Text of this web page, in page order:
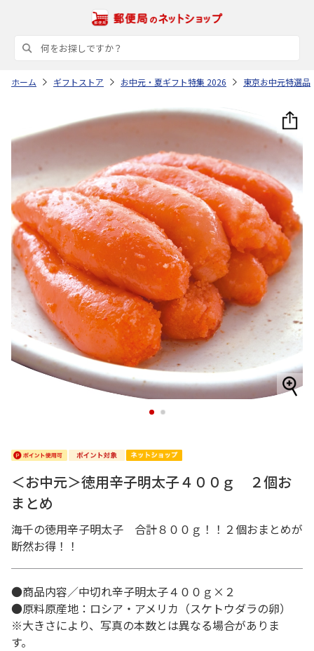
ホーム ギフトストア お中元・夏ギフト特集 2026 東京お中元特選品
1 2
＜お中元＞徳用辛子明太子４００ｇ ２個お
まとめ
海千の徳用辛子明太子 合計８００ｇ！！２個おまとめが
断然お得！！
●商品内容／中切れ辛子明太子４００ｇ×２
●原料原産地：ロシア・アメリカ（スケトウダラの卵）
※大きさにより、写真の本数とは異なる場合がありま
す。